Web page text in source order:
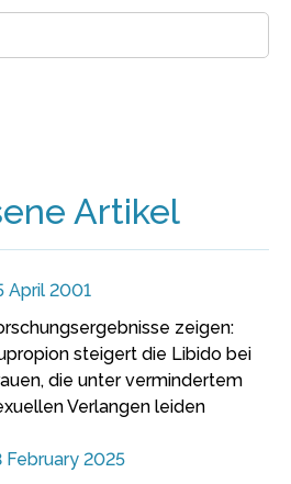
Artikel
April 2001
zeigen:
steigert die Libido bei
die unter vermindertem
Verlangen leiden
February 2025